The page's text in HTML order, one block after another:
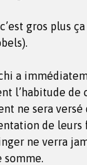
gros plus
a
l’habitude de
ne sera versé
de leurs
ne verra
somme.